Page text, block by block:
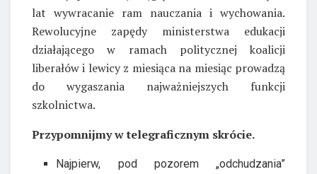
lat wywracanie ram nauczania i wychowania.
Rewolucyjne zapędy ministerstwa edukacji
działającego w ramach politycznej koalicji
liberałów i lewicy z miesiąca na miesiąc prowadzą
do wygaszania najważniejszych funkcji
szkolnictwa.
Przypomnijmy w telegraficznym skrócie.
Najpierw, pod pozorem „odchudzania”